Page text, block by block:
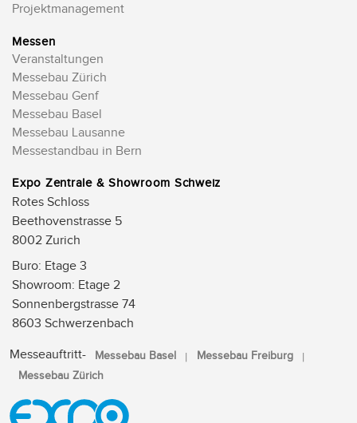
Projektmanagement
Messen
Veranstaltungen
Messebau Zürich
Messebau Genf
Messebau Basel
Messebau Lausanne
Messestandbau in Bern
Expo Zentrale & Showroom Schweiz
Rotes Schloss
Beethovenstrasse 5
8002 Zurich
Buro: Etage 3
Showroom: Etage 2
Sonnenbergstrasse 74
8603 Schwerzenbach
Messeauftritt- Messebau Basel
Messebau Freiburg
Messebau Zürich